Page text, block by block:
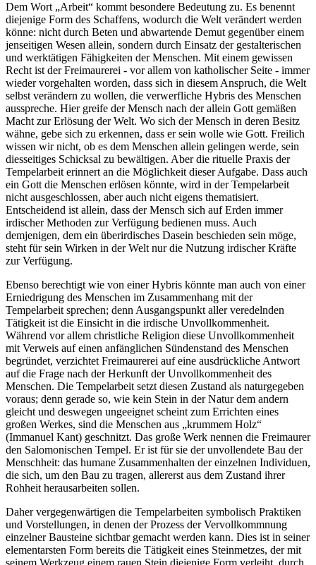
Dem Wort „Arbeit“ kommt besondere Bedeutung zu. Es benennt
diejenige Form des Schaffens, wodurch die Welt verändert werden
könne: nicht durch Beten und abwartende Demut gegenüber einem
jenseitigen Wesen allein, sondern durch Einsatz der gestalterischen
und werktätigen Fähigkeiten der Menschen. Mit einem gewissen
Recht ist der Freimaurerei - vor allem von katholischer Seite - immer
wieder vorgehalten worden, dass sich in diesem Anspruch, die Welt
selbst verändern zu wollen, die verwerfliche Hybris des Menschen
ausspreche. Hier greife der Mensch nach der allein Gott gemäßen
Macht zur Erlösung der Welt. Wo sich der Mensch in deren Besitz
wähne, gebe sich zu erkennen, dass er sein wolle wie Gott. Freilich
wissen wir nicht, ob es dem Menschen allein gelingen werde, sein
diesseitiges Schicksal zu bewältigen. Aber die rituelle Praxis der
Tempelarbeit erinnert an die Möglichkeit dieser Aufgabe. Dass auch
ein Gott die Menschen erlösen könnte, wird in der Tempelarbeit
nicht ausgeschlossen, aber auch nicht eigens thematisiert.
Entscheidend ist allein, dass der Mensch sich auf Erden immer
irdischer Methoden zur Verfügung bedienen muss. Auch
demjenigen, dem ein überirdisches Dasein beschieden sein möge,
steht für sein Wirken in der Welt nur die Nutzung irdischer Kräfte
zur Verfügung.
Ebenso berechtigt wie von einer Hybris könnte man auch von einer
Erniedrigung des Menschen im Zusammenhang mit der
Tempelarbeit sprechen; denn Ausgangspunkt aller veredelnden
Tätigkeit ist die Einsicht in die irdische Unvollkommenheit.
Während vor allem christliche Religion diese Unvollkommenheit
mit Verweis auf einen anfänglichen Sündenstand des Menschen
begründet, verzichtet Freimaurerei auf eine ausdrückliche Antwort
auf die Frage nach der Herkunft der Unvollkommenheit des
Menschen. Die Tempelarbeit setzt diesen Zustand als naturgegeben
voraus; denn gerade so, wie kein Stein in der Natur dem andern
gleicht und deswegen ungeeignet scheint zum Errichten eines
großen Werkes, sind die Menschen aus „krummem Holz“
(Immanuel Kant) geschnitzt. Das große Werk nennen die Freimaurer
den Salomonischen Tempel. Er ist für sie der unvollendete Bau der
Menschheit: das humane Zusammenhalten der einzelnen Individuen,
die sich, um den Bau zu tragen, allererst aus dem Zustand ihrer
Rohheit herausarbeiten sollen.
Daher vergegenwärtigen die Tempelarbeiten symbolisch Praktiken
und Vorstellungen, in denen der Prozess der Vervollkommnung
einzelner Bausteine sichtbar gemacht werden kann. Dies ist in seiner
elementarsten Form bereits die Tätigkeit eines Steinmetzes, der mit